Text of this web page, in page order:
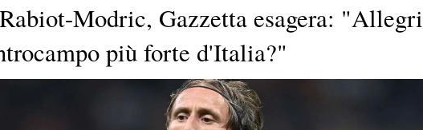
Modric, Gazzetta esagera: "Allegri
più forte d'Italia?"